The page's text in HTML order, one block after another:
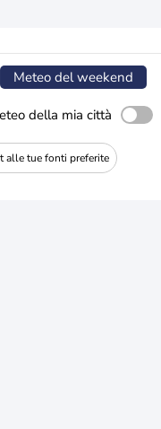
Meteo del weekend
della mia città
alle tue fonti preferite